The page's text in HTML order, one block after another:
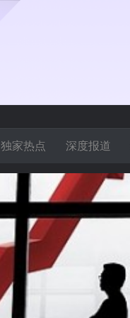
独家热点 深度报道